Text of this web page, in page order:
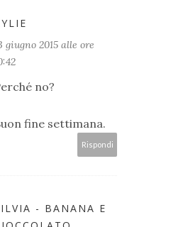
giugno 2015 alle ore
no?
fine settimana.
Rispondi
- BANANA E